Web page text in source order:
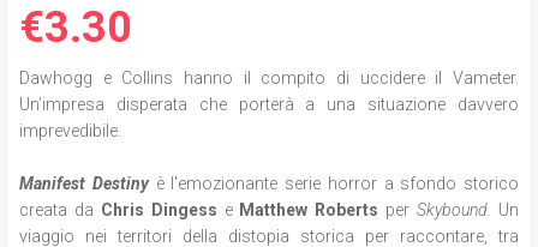
€3.30
Dawhogg e Collins hanno il compito di uccidere il Vameter.
Un’impresa disperata che porterà a una situazione davvero
imprevedibile.
Manifest Destinyè l'emozionante serie horror a sfondo storico
creata da Chris Dingess e Matthew Roberts perSkybound.
Un
viaggio nei territori della distopia storica per raccontare, tra